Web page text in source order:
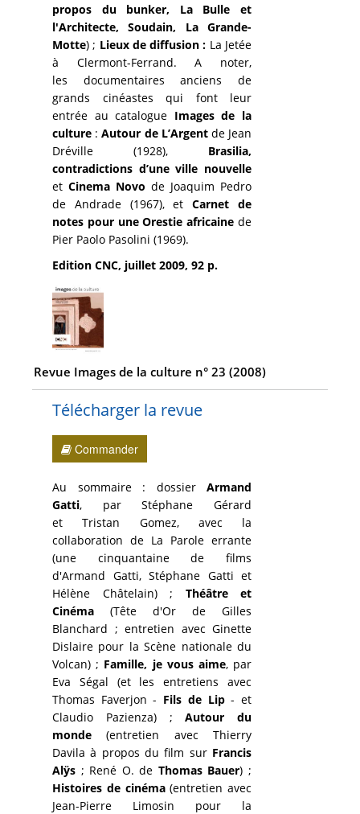
propos du bunker, La Bulle et
l'Architecte,
Soudain, La Grande-
Motte) ; Lieux de diffusion : La Jetée
à Clermont-Ferrand. A noter,
les documentaires anciens de
grands cinéastes qui font leur
entrée au catalogue Images de la
culture :Autour de L’Argentde Jean
Dréville (1928), Brasilia,
contradictions d’une ville nouvelle
etCinema Novode Joaquim Pedro
de Andrade (1967), etCarnet de
notes pour une Orestie africaine de
Pier Paolo Pasolini (1969).
Edition CNC, juillet 2009, 92 p.
Revue Images de la culture n° 23 (2008)
Télécharger la revue
Commander
Au sommaire : dossierArmand
Gatti, par Stéphane Gérard
et Tristan Gomez, avec la
collaboration de La Parole errante
(une cinquantaine de films
d'Armand Gatti, Stéphane Gatti et
Hélène Châtelain) ; Théâtre et
Cinéma (Tête d'Or de Gilles
Blanchard ; entretien avec Ginette
Dislaire pour la Scène nationale du
Volcan) ; Famille, je vous aime, par
Eva Ségal (et les entretiens avec
Thomas Faverjon - Fils de Lip- et
Claudio Pazienza) ;Autour du
monde (entretien avec Thierry
Davila à propos du film sur Francis
Alÿs ; René O. de Thomas Bauer) ;
Histoires de cinéma(entretien avec
Jean-Pierre Limosin pour la